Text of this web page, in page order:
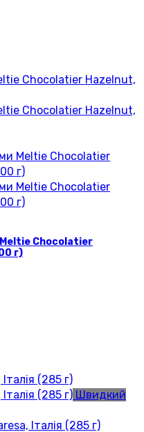
Meltie Chocolatier
г)
Швидкий